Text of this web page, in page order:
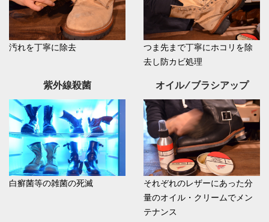
汚れを丁寧に除去
つま先まで丁寧にホコリを除
去し防カビ処理
紫外線殺菌
白癬菌等の雑菌の死滅
オイル/ブラシアップ
それぞれのレザーにあった分
量のオイル・クリームでメン
テナンス